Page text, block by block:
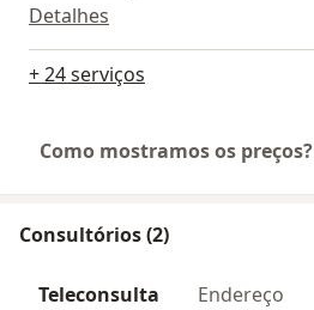
Detalhes
+ 24 serviços
Como mostramos os preços?
Consultórios (2)
Teleconsulta Endereço